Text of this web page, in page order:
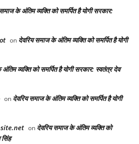
के अंतिम व्यक्ति को समर्पित है योगी सरकार:
on देवरिय समाज के अंतिम व्यक्ति को समर्पित है योगी
व्यक्ति को समर्पित है योगी सरकार: स्वतंत्र देव
on देवरिय समाज के अंतिम व्यक्ति को समर्पित है योगी
on देवरिय समाज के अंतिम व्यक्ति को
सिंह